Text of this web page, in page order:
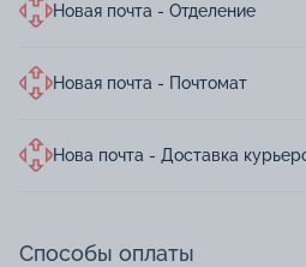
Новая почта - Отделение
Новая почта - Почтомат
Нова почта - Доставка
Способы оплаты